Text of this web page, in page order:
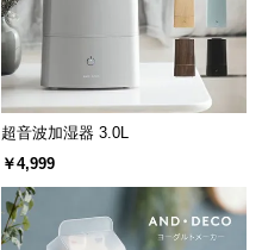
超音波加湿器 3.0L
￥4,999